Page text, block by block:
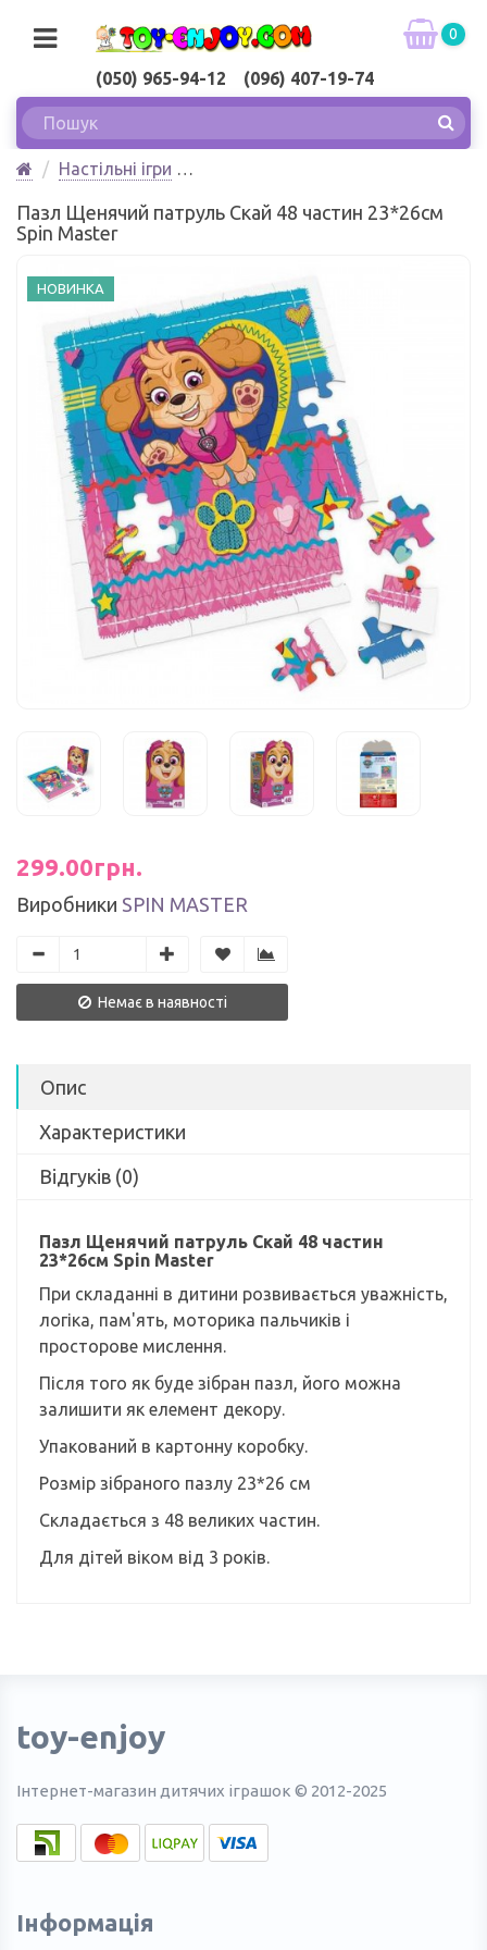
(050) 965-94-12 (096) 407-19-74
0
Настільні ігри
Spin Master
Пазл Щенячий патруль Скай 48 частин 23*26см
Spin Master
НОВИНКА
299.00грн.
Виробники SPIN MASTER
Немає в наявності
Опис
Характеристики
Відгуків (0)
Пазл Щенячий патруль Скай 48 частин
23*26см Spin Master
При складанні в дитини розвивається уважність,
логіка, пам'ять, моторика пальчиків і
просторове мислення.
Після того як буде зібран пазл, його можна
залишити як елемент декору.
Упакований в картонну коробку.
Розмір зібраного пазлу 23*26 см
Складається з 48 великих частин.
Для дітей віком від 3 років.
toy-enjoy
Інтернет-магазин дитячих іграшок © 2012-2025
Інформація